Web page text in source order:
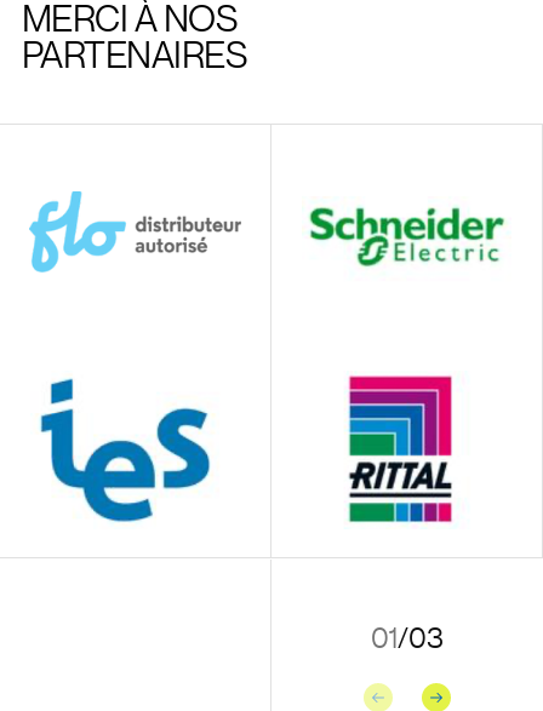
MERCI À NOS
PARTENAIRES
01/03
Précédent Suivant